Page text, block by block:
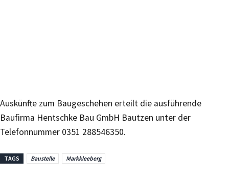
Auskünfte zum Baugeschehen erteilt die ausführende
Baufirma Hentschke Bau GmbH Bautzen unter der
Telefonnummer 0351 288546350.
TAGS Baustelle Markkleeberg